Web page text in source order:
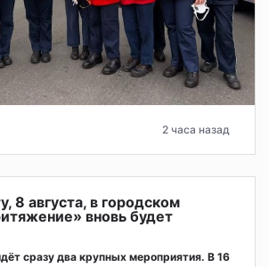
2 часа назад
8 августа, в городском
вновь будет
сразу два крупных мероприятия. В 16